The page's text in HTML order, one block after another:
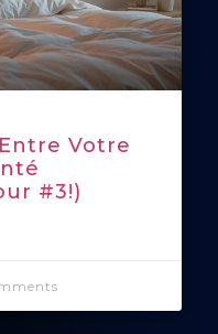
Votre
#3!)